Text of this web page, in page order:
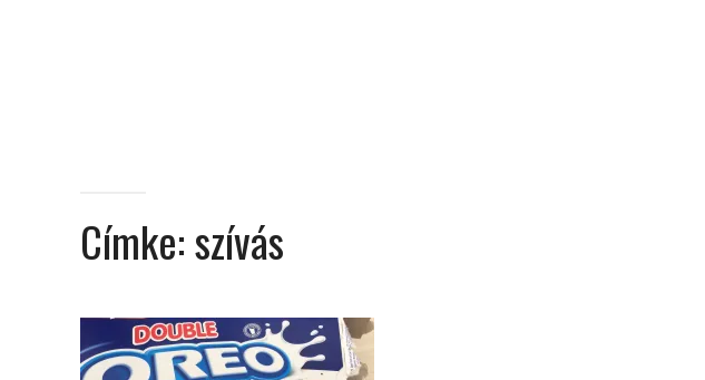
Címke:szívás